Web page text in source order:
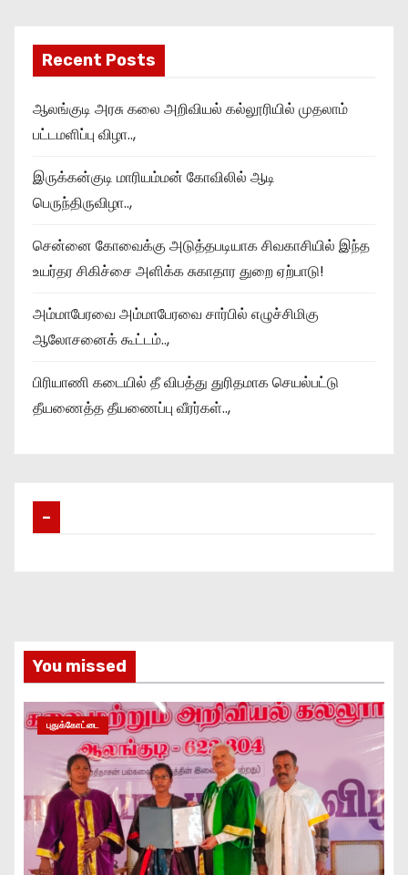
Recent Posts
ஆலங்குடி அரசு கலை அறிவியல் கல்லூரியில் முதலாம்
பட்டமளிப்பு விழா..,
இருக்கன்குடி மாரியம்மன் கோவிலில் ஆடி
பெருந்திருவிழா..,
சென்னை கோவைக்கு அடுத்தபடியாக சிவகாசியில் இந்த
உயர்தர சிகிச்சை அளிக்க சுகாதார துறை ஏற்பாடு!
அம்மாபேரவை அம்மாபேரவை சார்பில் எழுச்சிமிகு
ஆலோசனைக் கூட்டம்..,
பிரியாணி கடையில் தீ விபத்து துரிதமாக செயல்பட்டு
தீயணைத்த தீயணைப்பு வீரர்கள்..,
–
You missed
புதுக்கோட்டை